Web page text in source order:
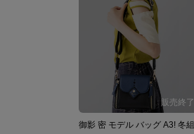
御影 密 モデル バッグ A3! 冬組